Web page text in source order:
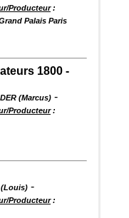
Producteur:
Palais Paris
1800 -
(Marcus) -
Producteur:
-
Producteur: